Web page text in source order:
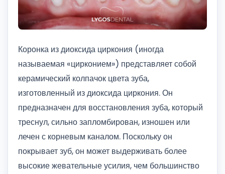
Коронка из диоксида циркония (иногда
называемая «цирконием») представляет собой
керамический колпачок цвета зуба,
изготовленный из диоксида циркония. Он
предназначен для восстановления зуба, который
треснул, сильно запломбирован, изношен или
лечен с корневым каналом. Поскольку он
покрывает зуб, он может выдерживать более
высокие жевательные усилия, чем большинство